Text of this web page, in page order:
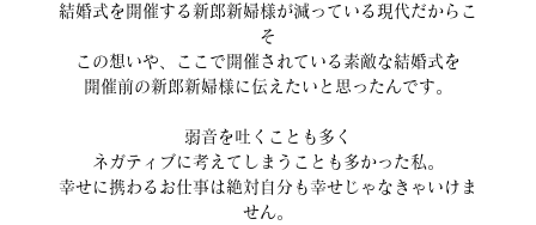
結婚式を開催する新郎新婦様が減っている現代だからこ
そ
この想いや、ここで開催されている素敵な結婚式を
開催前の新郎新婦様に伝えたいと思ったんです。
弱音を吐くことも多く
ネガティブに考えてしまうことも多かった私。
幸せに携わるお仕事は絶対自分も幸せじゃなきゃいけま
せん。